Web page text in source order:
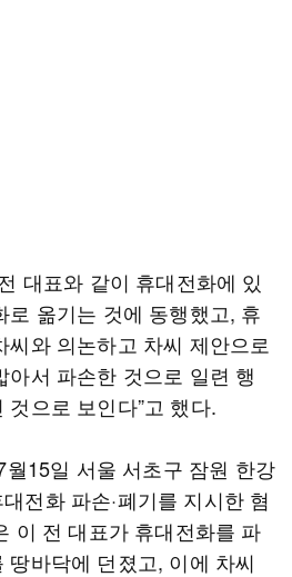
대표와 같이 휴대전화에 있
로 옮기는 것에 동행했고, 휴
와 의논하고 차씨 제안으로
아서 파손한 것으로 일련 행
으로 보인다”고 했다.
15일 서울 서초구 잠원 한강
전화 파손·폐기를 지시한 혐
이 전 대표가 휴대전화를 파
땅바닥에 던졌고, 이에 차씨